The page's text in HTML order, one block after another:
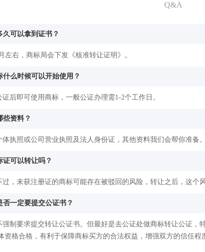
Q&A
久可以拿到证书？
左右，商标局会下发《核准转让证明》。
什么时候可以开始使用？
后即可使用商标，一般公证办理需1-2个工作日。
些资料？
执照或公司营业执照及法人身份证，其他资料我们会帮你准备。
证可以转让吗？
，未获注册证的商标可能存在被驳回的风险，转让之后，这个
否一定要提交公证书？
制要求提交转让公证书。但最好是去公证处做商标转让公证，
资格合格，有利于保障商标买方的合法权益，增强双方的信任程